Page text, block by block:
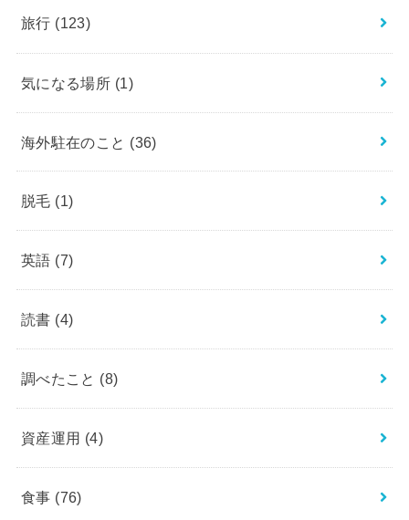
旅行 (123)
気になる場所 (1)
海外駐在のこと (36)
脱毛 (1)
英語 (7)
読書 (4)
調べたこと (8)
資産運用 (4)
食事 (76)